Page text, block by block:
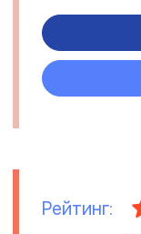
Рейтинг: